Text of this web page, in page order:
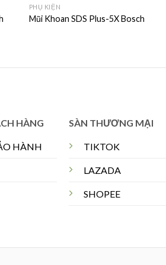
PHỤ KIỆN
Mũi Khoan SDS Plus-5X Bosch
HÀNG
HÀNH
SÀN THƯƠNG MẠI
TIKTOK
LAZADA
SHOPEE